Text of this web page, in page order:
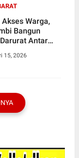
Warga,
Bangun
Antar
Landua
15, 2026